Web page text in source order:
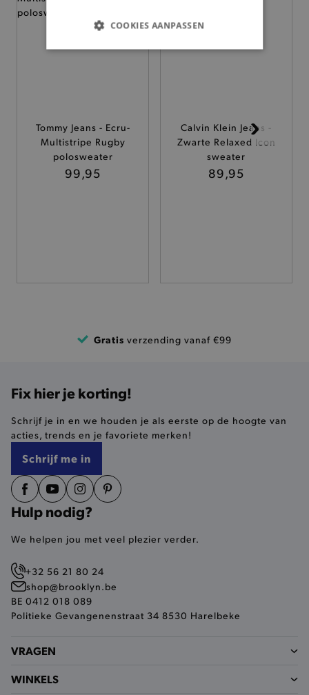
Tommy Jeans - Ecru-
Multistripe Rugby
polosweater
99,95
Calvin Klein Jeans -
Zwarte Relaxed Icon
sweater
89,95
Gratis verzending vanaf €99
Fix hier je korting!
Schrijf je in en we houden je als eerste op de hoogte van
acties, trends en je favoriete merken!
Schrijf me in
Hulp nodig?
We helpen jou met veel plezier verder.
+32 56 21 80 24
shop@brooklyn.be
BE 0412 018 089
Politieke Gevangenenstraat 34 8530 Harelbeke
VRAGEN
WINKELS
COOKIES AANPASSEN
BASIS COOKIES
FUNCTIONALITEIT
site op een correcte manier wordt verorberd. De
Naam
Provider
selected-val .brooklyn.be
pickupAddress
product-out-of-stock-modal .brooklyn.be